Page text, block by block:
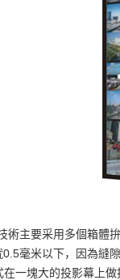
術主要采用多個箱體
毫米以下，因為縫
一塊大的投影幕上做